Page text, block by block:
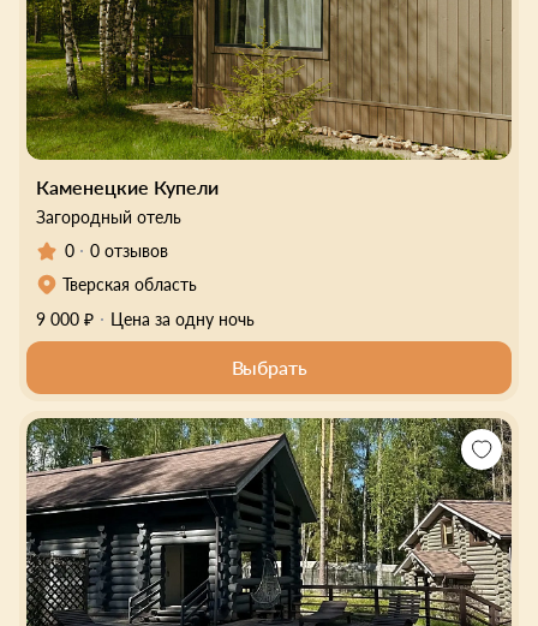
Каменецкие Купели
Загородный отель
0
0 отзывов
Тверская область
9 000 ₽
Цена за одну ночь
Выбрать